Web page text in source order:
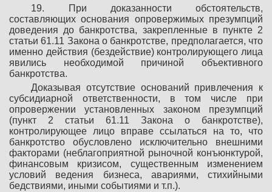
19. При доказанности обстоятельств,
составляющих основания опровержимых презумпций
доведения до банкротства, закрепленные в пункте 2
статьи 61.11 Закона о банкротстве, предполагается, что
именно действия (бездействие) контролирующего лица
явились необходимой причиной объективного
банкротства.
Доказывая отсутствие оснований привлечения к
субсидиарной ответственности, в том числе при
опровержении установленных законом презумпций
(пункт 2 статьи 61.11 Закона о банкротстве),
контролирующее лицо вправе ссылаться на то, что
банкротство обусловлено исключительно внешними
факторами (неблагоприятной рыночной конъюнктурой,
финансовым кризисом, существенным изменением
условий ведения бизнеса, авариями, стихийными
бедствиями, иными событиями и т.п.).